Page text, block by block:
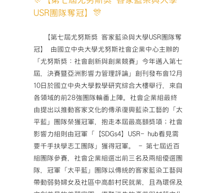
USR團隊奪冠】🎊
­ 【第七屆尤努斯獎 客家藍染與大學USR團隊奪
冠】 由國立中央大學尤努斯社會企業中心主辦的
「尤努斯獎：社會創新與創業競賽」今年邁入第七
屆，決賽暨亞洲影響力管理評論」創刊發布會12月
10日於國立中央大學教學研究綜合大樓舉行，來自
各領域的前28強團隊輪番上陣。社會企業組最終
由提出以推動客家文化的傳承復興藍染工藝的「太
平藍」團隊榮獲冠軍，抱走本屆最高額獎項；社會
影響力組則由冠軍「【SDGs4】USR- hub看見需
要千手扶學志工團隊」獲得冠軍。 - 第七屆近百
組團隊參賽，社會企業組選出前三名及兩組優選團
隊，冠軍「太平藍」團隊以傳統的客家藍染工藝與
帶動弱勢婦女及社區中高齡村民就業，且為環保及